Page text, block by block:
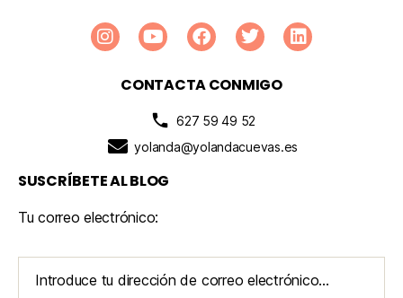
CONTACTA CONMIGO
627 59 49 52
yolanda@yolandacuevas.es
SUSCRÍBETE AL BLOG
Tu correo electrónico: